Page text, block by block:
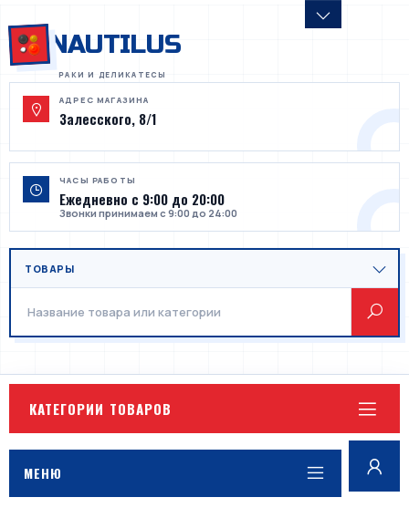
NAUTILUS
АДРЕС МАГАЗИНА
Залесского, 8/1
ЧАСЫ РАБОТЫ
Ежедневно с 9:00 до 20:00
Звонки принимаем с 9:00 до 24:00
КАТЕГОРИИ ТОВАРОВ
МЕНЮ